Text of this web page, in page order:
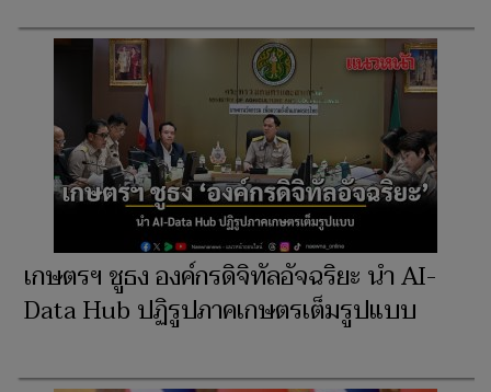
เกษตรฯ ชูธง องค์กรดิจิทัลอัจฉริยะ นำ AI-
Data Hub ปฏิรูปภาคเกษตรเต็มรูปแบบ